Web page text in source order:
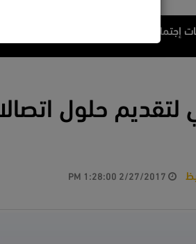
إجتماعيه
لتقديم حلول